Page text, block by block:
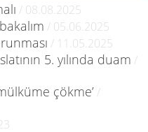
/ 08.08.2025
/ 05.06.2025
/ 11.05.2025
5. yılında duam /
çökme’/